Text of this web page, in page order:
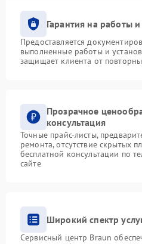
Гарантия на работы и
Предоставляется
выполненные работы и
защищает клиента от
Прозрачное
консультация
Точные прайс-листы,
ремонта, отсутствие скрытых
бесплатной консультации по
сайте
Широкий спектр
Сервисный центр Braun